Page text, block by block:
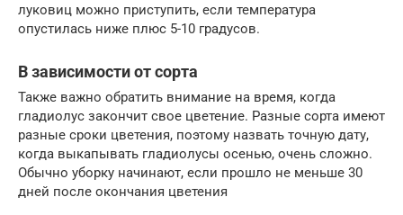
луковиц можно приступить, если температура
опустилась ниже плюс 5-10 градусов.
В зависимости от сорта
Также важно обратить внимание на время, когда
гладиолус закончит свое цветение. Разные сорта имеют
разные сроки цветения, поэтому назвать точную дату,
когда выкапывать гладиолусы осенью, очень сложно.
Обычно уборку начинают, если прошло не меньше 30
дней после окончания цветения